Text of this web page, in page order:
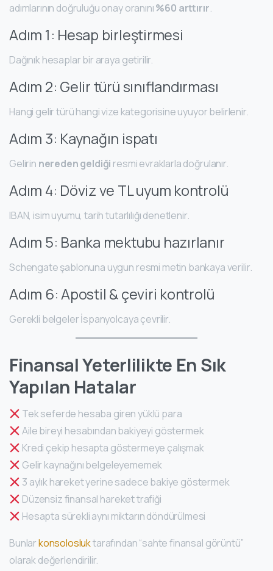
adımlarının doğruluğu onay oranını%60 arttırır.
Adım 1: Hesap birleştirmesi
Dağınık hesaplar bir araya getirilir.
Adım 2: Gelir türü sınıflandırması
Hangi gelir türü hangi vize kategorisine uyuyor belirlenir.
Adım 3: Kaynağın ispatı
Gelirin nereden geldiği resmi evraklarla doğrulanır.
Adım 4: Döviz ve TL uyum kontrolü
IBAN, isim uyumu, tarih tutarlılığı denetlenir.
Adım 5: Banka mektubu hazırlanır
Schengate şablonuna uygun resmi metin bankaya verilir.
Adım 6: Apostil & çeviri kontrolü
Gerekli belgeler İspanyolcaya çevrilir.
Finansal Yeterlilikte En Sık
Yapılan Hatalar
Tek seferde hesaba giren yüklü para
Aile bireyi hesabından bakiyeyi göstermek
Kredi çekip hesapta göstermeye çalışmak
Gelir kaynağını belgeleyememek
3 aylık hareket yerine sadece bakiye göstermek
Düzensiz finansal hareket trafiği
Hesapta sürekli aynı miktarın döndürülmesi
Bunlarkonsolosluktarafından “sahte finansal görüntü”
olarak değerlendirilir.